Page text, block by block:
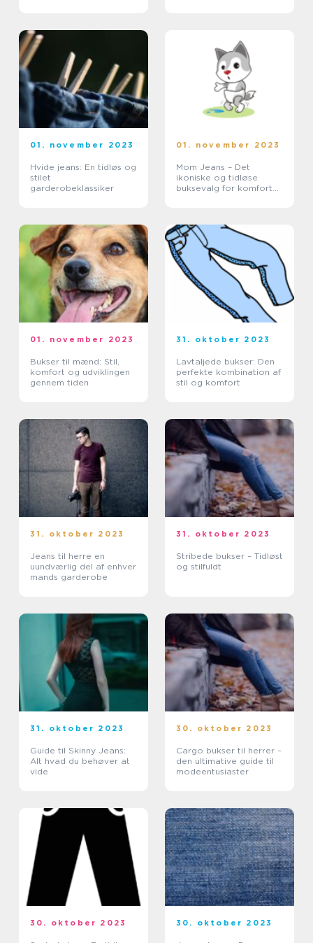
01. november 2023
Hvide jeans: En tidløs og
stilet
garderobeklassiker
01. november 2023
Mom Jeans – Det
ikoniske og tidløse
buksevalg for komfort
01. november 2023
Bukser til mænd: Stil,
komfort og udviklingen
gennem tiden
31. oktober 2023
Lavtaljede bukser: Den
perfekte kombination af
stil og komfort
31. oktober 2023
Jeans til herre en
uundværlig del af enhver
mands garderobe
31. oktober 2023
Stribede bukser – Tidløst
og stilfuldt
31. oktober 2023
Guide til Skinny Jeans:
Alt hvad du behøver at
vide
30. oktober 2023
Cargo bukser til herrer –
den ultimative guide til
modeentusiaster
30. oktober 2023 30. oktober 2023